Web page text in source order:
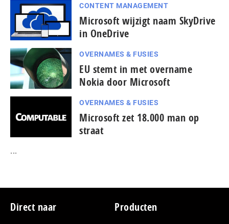
CONTENT MANAGEMENT
Microsoft wijzigt naam SkyDrive
in OneDrive
OVERNAMES & FUSIES
EU stemt in met overname
Nokia door Microsoft
OVERNAMES & FUSIES
Microsoft zet 18.000 man op
straat
...
Footer
Direct naar Producten